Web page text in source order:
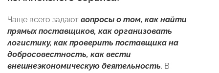
Чаще всего задают вопросы о том, как найти
прямых поставщиков, как организовать
логистику, как проверить поставщика на
добросовестность, как вести
внешнеэкономическую деятельность. В